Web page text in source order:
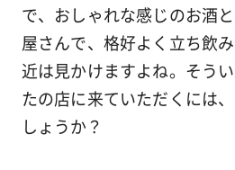
で、おしゃれな感じのお酒
屋さんで、格好よく立ち飲
近は見かけますよね。そう
たの店に来ていただくには
しょうか？